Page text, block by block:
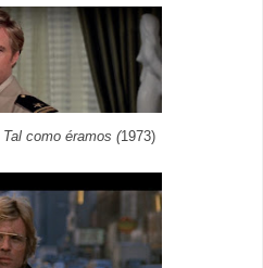
Tal como éramos (1973)